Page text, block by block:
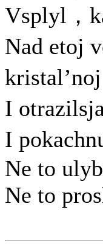
Vsplyl，
Nad etoj
I otrazilsja
I
Ne to
Ne to